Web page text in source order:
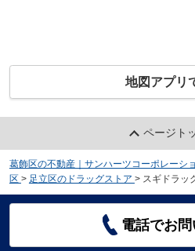
地図アプリ
ページト
葛飾区の不動産｜サンハーツコーポレーシ
区 > 足立区のドラッグストア > スギドラッ
電話でお